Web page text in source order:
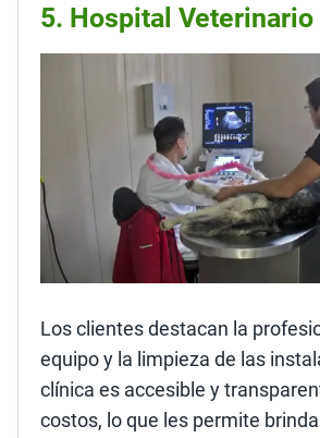
5. Hospital
Los clientes destacan la
equipo y la limpieza de las
clínica es accesible y
costos, lo que les permite